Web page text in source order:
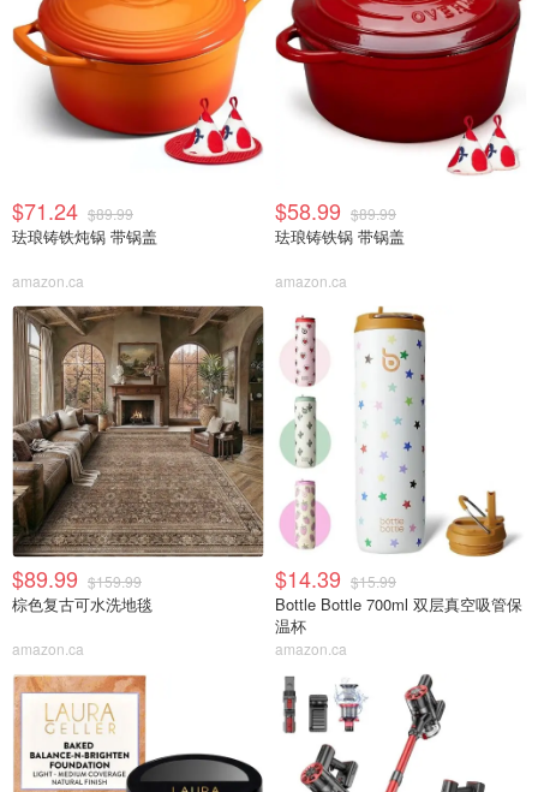
$71.24 $89.99
珐琅铸铁炖锅 带锅盖
amazon.ca
$58.99 $89.99
珐琅铸铁锅 带锅盖
amazon.ca
$89.99 $159.99
棕色复古可水洗地毯
amazon.ca
$14.39 $15.99
Bottle Bottle 700ml 双层真空吸管保
温杯
amazon.ca